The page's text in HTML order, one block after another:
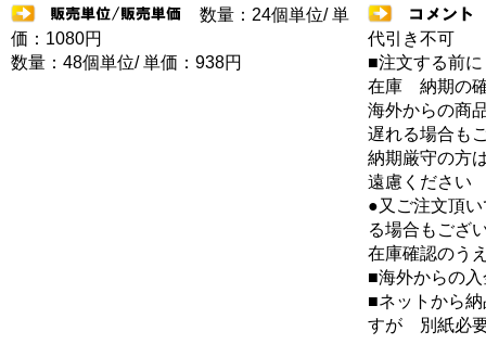
数量：24個単位/ 単
価：1080円
数量：48個単位/ 単価：938円
代引き不可
■注文する前に
在庫 納期の
海外からの商
遅れる場合も
納期厳守の方
遠慮ください
●又ご注文頂
る場合もござ
在庫確認のう
■海外からの
■ネットから
すが 別紙必